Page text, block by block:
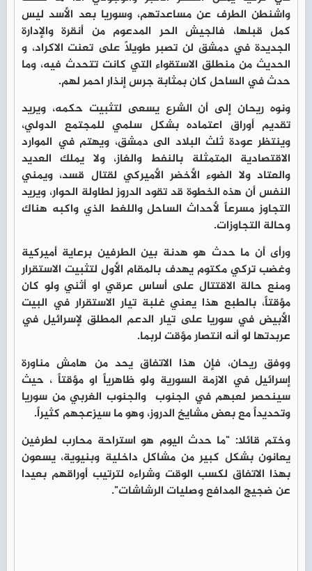
واشنطن الطرف عن مساعدتهم، وسوريا بعد الأسد ليس
كمل قبلها، فالجيش الحر المدعوم من أنقرة والإدارة
الجديدة في دمشق لن تصبر طويلاً على تعنت الاكراد، و
الحديث من منطلق الاستقواء التي كانت تتحدث فيه، وما
حدث في الساحل كان بمثابة جرس إنذار احمر لهم.
ونوه ريحان إلى أن الشرع يسعى لتثبيت حكمه، ويريد
تقديم أوراق اعتماده بشكل سلمي للمجتمع الدولي،
وينتظر عودة ثلث البلاد الى دمشق، ويهتم في الموارد
الاقتصادية المتمثلة بالنفط والغاز، ولا يملك العديد
والعتاد ولا الضوء الأخضر الأميركي لقتال قسد، ويمني
النفس أن هذه الخطوة قد تقود الدروز لطاولة الحوار، ويريد
التجاوز مسرعاً لأحداث الساحل واللغط الذي واكبه هناك
وحالة التجاوزات.
ورأى أن ما حدث هو هدنة بين الطرفين برعاية أميركية
وغضب تركي مكتوم يهدف بالمقام الأول لتثبيت الاستقرار
ومنع حالة الاقتتال على أساس عرقي او أثني ولو كان
مؤقتاً، بالطبع هذا يعني غلبة تيار الاستقرار في البيت
الأبيض في سوريا على تيار الدعم المطلق لإسرائيل في
عربدتها لو أنه انتصار مؤقت لربما.
ووفق ريحان، فإن هذا الاتفاق يحد من هامش مناورة
إسرائيل في الازمة السورية ولو ظاهرياً او مؤقتاً ، حيث
سينحصر لعبهم في الجنوب والجنوب الغربي من سوريا
وتحديداً مع بعض مشايخ الدروز، وهو ما سيزعجهم كثيراً.
وختم قائلا: "ما حدث اليوم هو استراحة محارب لطرفين
يعانون بشكل كبير من مشاكل داخلية وبنيوية، يسعون
بهذا الاتفاق لكسب الوقت وشراءه لترتيب أوراقهم بعيدا
عن ضجيج المدافع وصليات الرشاشات".